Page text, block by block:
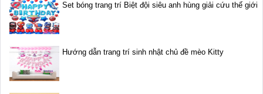
Set bóng trang trí Biệt đội siêu anh hùng giải cứu thế giới
Hướng dẫn trang trí sinh nhật chủ đề mèo Kitty